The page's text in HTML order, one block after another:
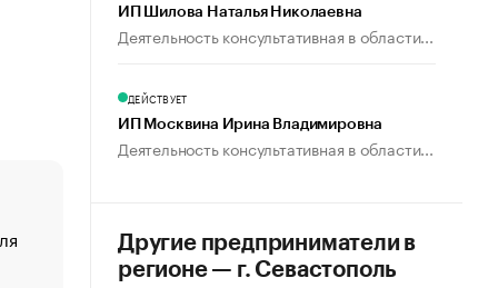
«От спорта тело стареет иначе». Как живет глава
создавшей GTA
ИП Шилова Наталья Николаевна
Деятельность консультативная в области...
ДЕЙСТВУЕТ
ИП Москвина Ирина Владимировна
Деятельность консультативная в области...
Другие предприниматели в
регионе — г. Севастополь